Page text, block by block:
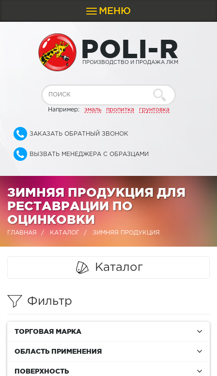
Toggle
navigation
МЕНЮ
POLI-R
ПРОИЗВОДСТВО И ПРОДАЖА ЛКМ
Например: эмаль пропитка грунтовка
ЗАКАЗАТЬ ОБРАТНЫЙ ЗВОНОК
ВЫЗВАТЬ МЕНЕДЖЕРА С ОБРАЗЦАМИ
ЗИМНЯЯ ПРОДУКЦИЯ ДЛЯ
РЕСТАВРАЦИИ ПО
ОЦИНКОВКИ
ГЛАВНАЯ КАТАЛОГ ЗИМНЯЯ ПРОДУКЦИЯ
Каталог
Фильтр
ТОРГОВАЯ МАРКА
ОБЛАСТЬ ПРИМЕНЕНИЯ
ПОВЕРХНОСТЬ